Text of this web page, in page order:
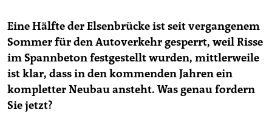
Eine Hälfte der Elsenbrücke ist seit vergangenem
Sommer für den Autoverkehr gesperrt, weil Risse
im Spannbeton festgestellt wurden, mittlerweile
ist klar, dass in den kommenden Jahren ein
kompletter Neubau ansteht. Was genau fordern
Sie jetzt?